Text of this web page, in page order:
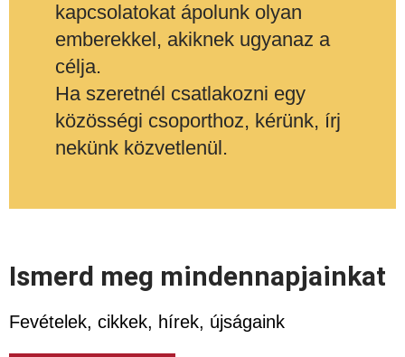
kapcsolatokat ápolunk olyan
emberekkel, akiknek ugyanaz a
célja.
Ha szeretnél csatlakozni egy
közösségi csoporthoz, kérünk, írj
nekünk közvetlenül.
Ismerd meg mindennapjainkat
Fevételek, cikkek, hírek, újságaink